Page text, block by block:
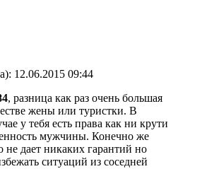
12.06.2015 09:44
, разница как раз очень большая
жены или туристки. В
у тебя есть права как ни крути
мужчины. Конечно же
не дает никаких гарантий но
ситуаций из соседней